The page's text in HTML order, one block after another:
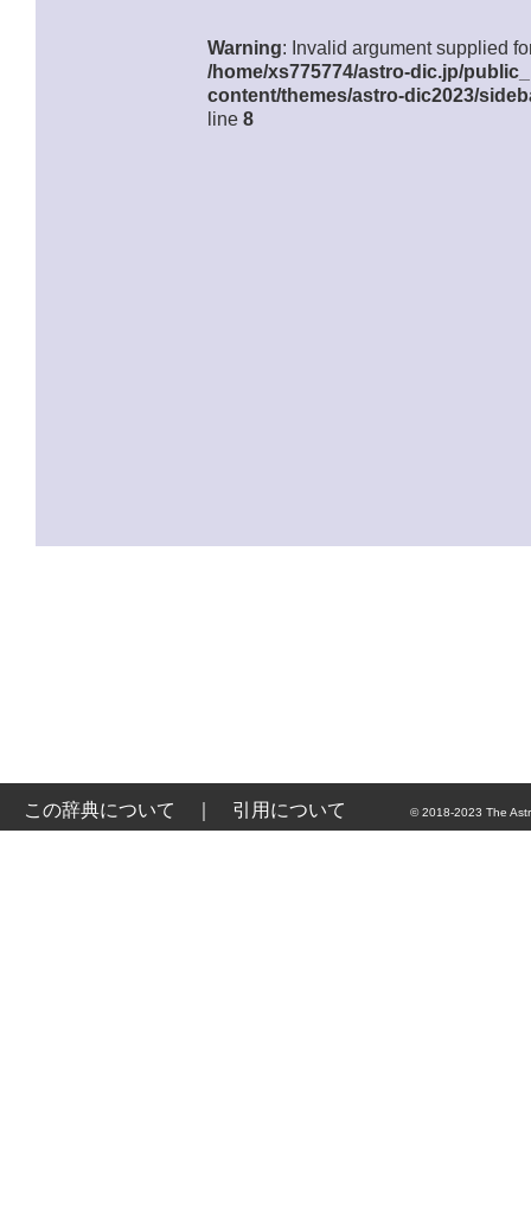
Warning: Invalid argument supplied
/home/xs775774/astro-dic.jp/
content/themes/astro-dic2023/
line 8
この辞典について 引用について © 2018-2023 The